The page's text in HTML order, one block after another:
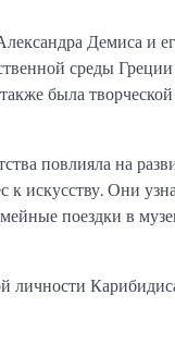
Демиса и
среды
была
повлияла на
к искусству. Они
поездки в
личности